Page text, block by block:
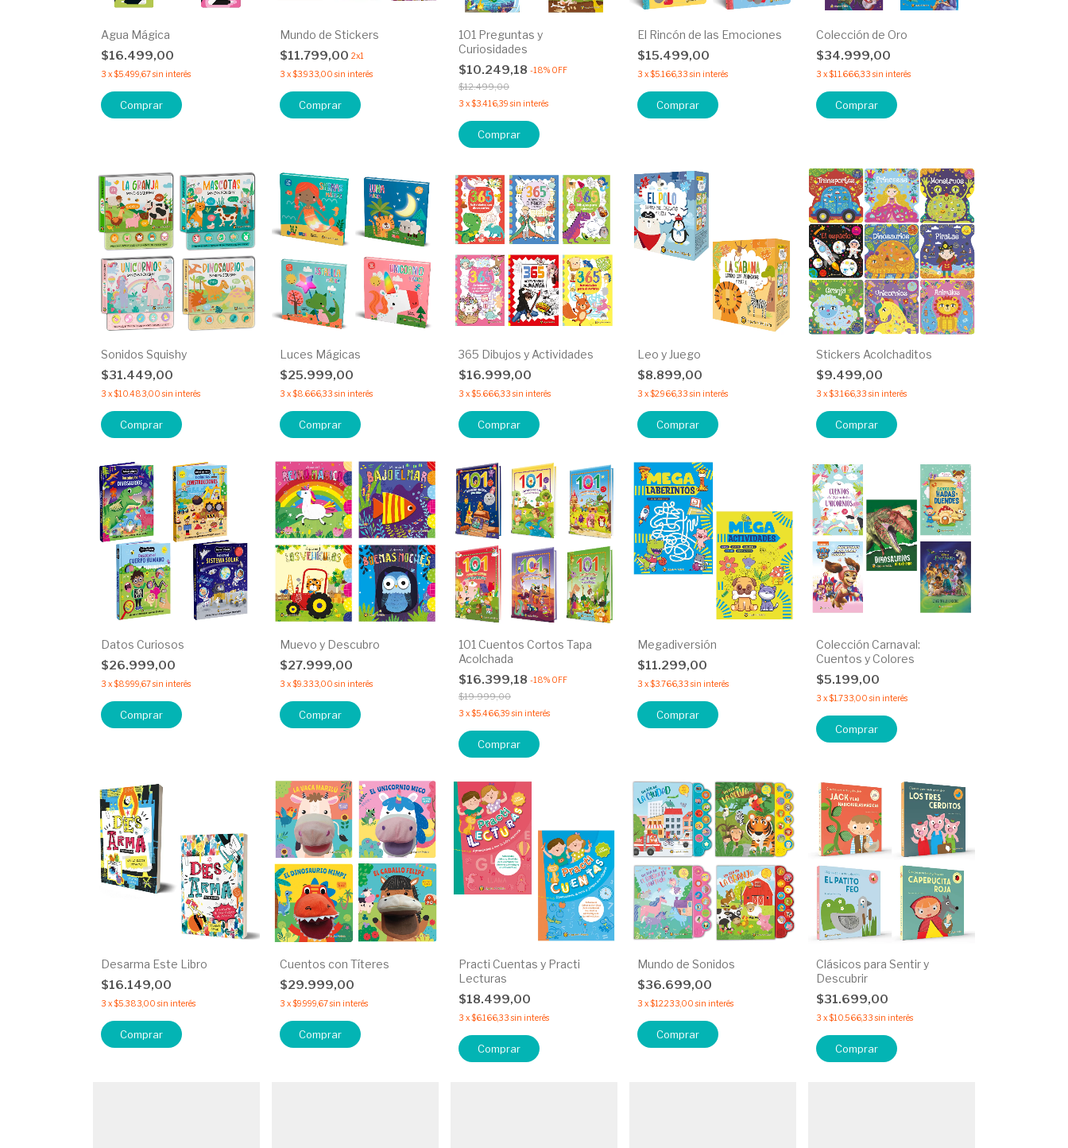
Agua Mágica
$16.499,00
3 x$5.499,67sin interés
Comprar
Mundo de Stickers
$11.799,00 2x1
3 x$3.933,00 sin interés
Comprar
101 Preguntas y
Curiosidades
$10.249,18 -18% OFF
$12.499,00
3 x$3.416,39 sin interés
Comprar
El Rincón de las Emociones
$15.499,00
3 x$5.166,33 sin interés
Comprar
Colección de Oro
$34.999,00
3 x$11.666,33 sin interés
Comprar
Sonidos Squishy
$31.449,00
3 x$10.483,00 sin interés
Comprar
Luces Mágicas
$25.999,00
3 x$8.666,33 sin interés
Comprar
365 Dibujos y Actividades
$16.999,00
3 x$5.666,33 sin interés
Comprar
Leo y Juego
$8.899,00
3 x$2.966,33 sin interés
Comprar
Stickers Acolchaditos
$9.499,00
3 x$3.166,33 sin interés
Comprar
Datos Curiosos
$26.999,00
3 x$8.999,67sin interés
Comprar
Muevo y Descubro
$27.999,00
3 x$9.333,00 sin interés
Comprar
101 Cuentos Cortos Tapa
Acolchada
$16.399,18 -18% OFF
$19.999,00
3 x$5.466,39 sin interés
Comprar
Megadiversión
$11.299,00
3 x$3.766,33 sin interés
Comprar
Colección Carnaval:
Cuentos y Colores
$5.199,00
3 x$1.733,00 sin interés
Comprar
Desarma Este Libro
$16.149,00
3 x$5.383,00 sin interés
Comprar
Cuentos con Títeres
$29.999,00
3 x$9.999,67sin interés
Comprar
Practi Cuentas y Practi
Lecturas
$18.499,00
3 x$6.166,33 sin interés
Comprar
Mundo de Sonidos
$36.699,00
3 x$12.233,00 sin interés
Comprar
Clásicos para Sentir y
Descubrir
$31.699,00
3 x$10.566,33 sin interés
Comprar